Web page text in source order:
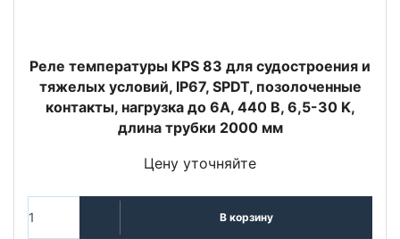
Реле температуры KPS 83 для судостроения и
тяжелых условий, IP67, SPDT, позолоченные
контакты, нагрузка до 6А, 440 В, 6,5-30 K,
длина трубки 2000 мм
Цену уточняйте
В корзину